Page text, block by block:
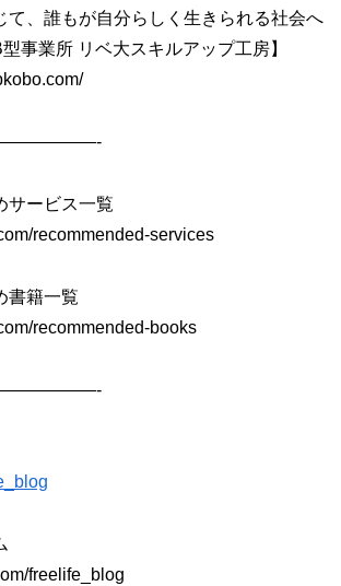
、誰もが自分らしく生きられる社会へ
型事業所 リベ大スキルアップ工房】
サービス一覧
recommended-services
書籍一覧
recommended-books
freelife_blog